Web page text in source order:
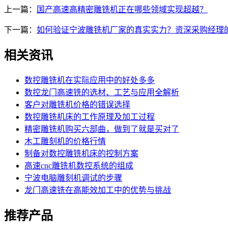
上一篇： 国产高速高精密雕铣机正在哪些领域实现超越？
下一篇： 如何验证宁波雕铣机厂家的真实实力？资深采购经理
相关资讯
数控雕铣机在实际应用中的好处多多
数控龙门高速铣的选材、工艺与应用全解析
客户对雕铣机价格的错误选择
数控雕铣机床的工作原理及加工过程
精密雕铣机购买六部曲，做到了就是买对了
木工雕刻机的价格行情
制备对数控雕铣机床的控制方案
高速cnc雕铣机数控系统的组成
宁波电脑雕刻机调试的步骤
龙门高速铣在高能效加工中的优势与挑战
推荐产品